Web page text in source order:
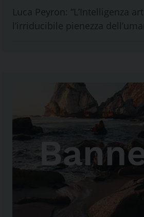
Luca Peyron: “L’Intelligenza
l’irriducibile pienezza